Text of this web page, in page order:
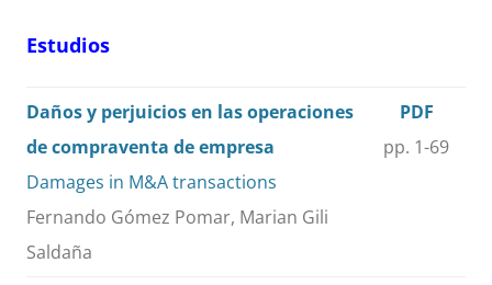
Estudios
Daños y perjuicios en las operaciones
de compraventa de empresa
Damages in M&A transactions
Fernando Gómez Pomar, Marian Gili
Saldaña
PDF
pp. 1-69